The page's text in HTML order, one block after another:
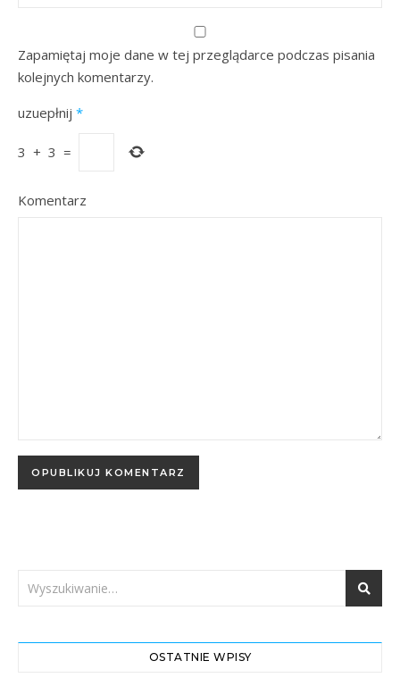
Zapamiętaj moje dane w tej przeglądarce podczas pisania
kolejnych komentarzy.
uzuepłnij *
3 + 3 =
Komentarz
OSTATNIE WPISY